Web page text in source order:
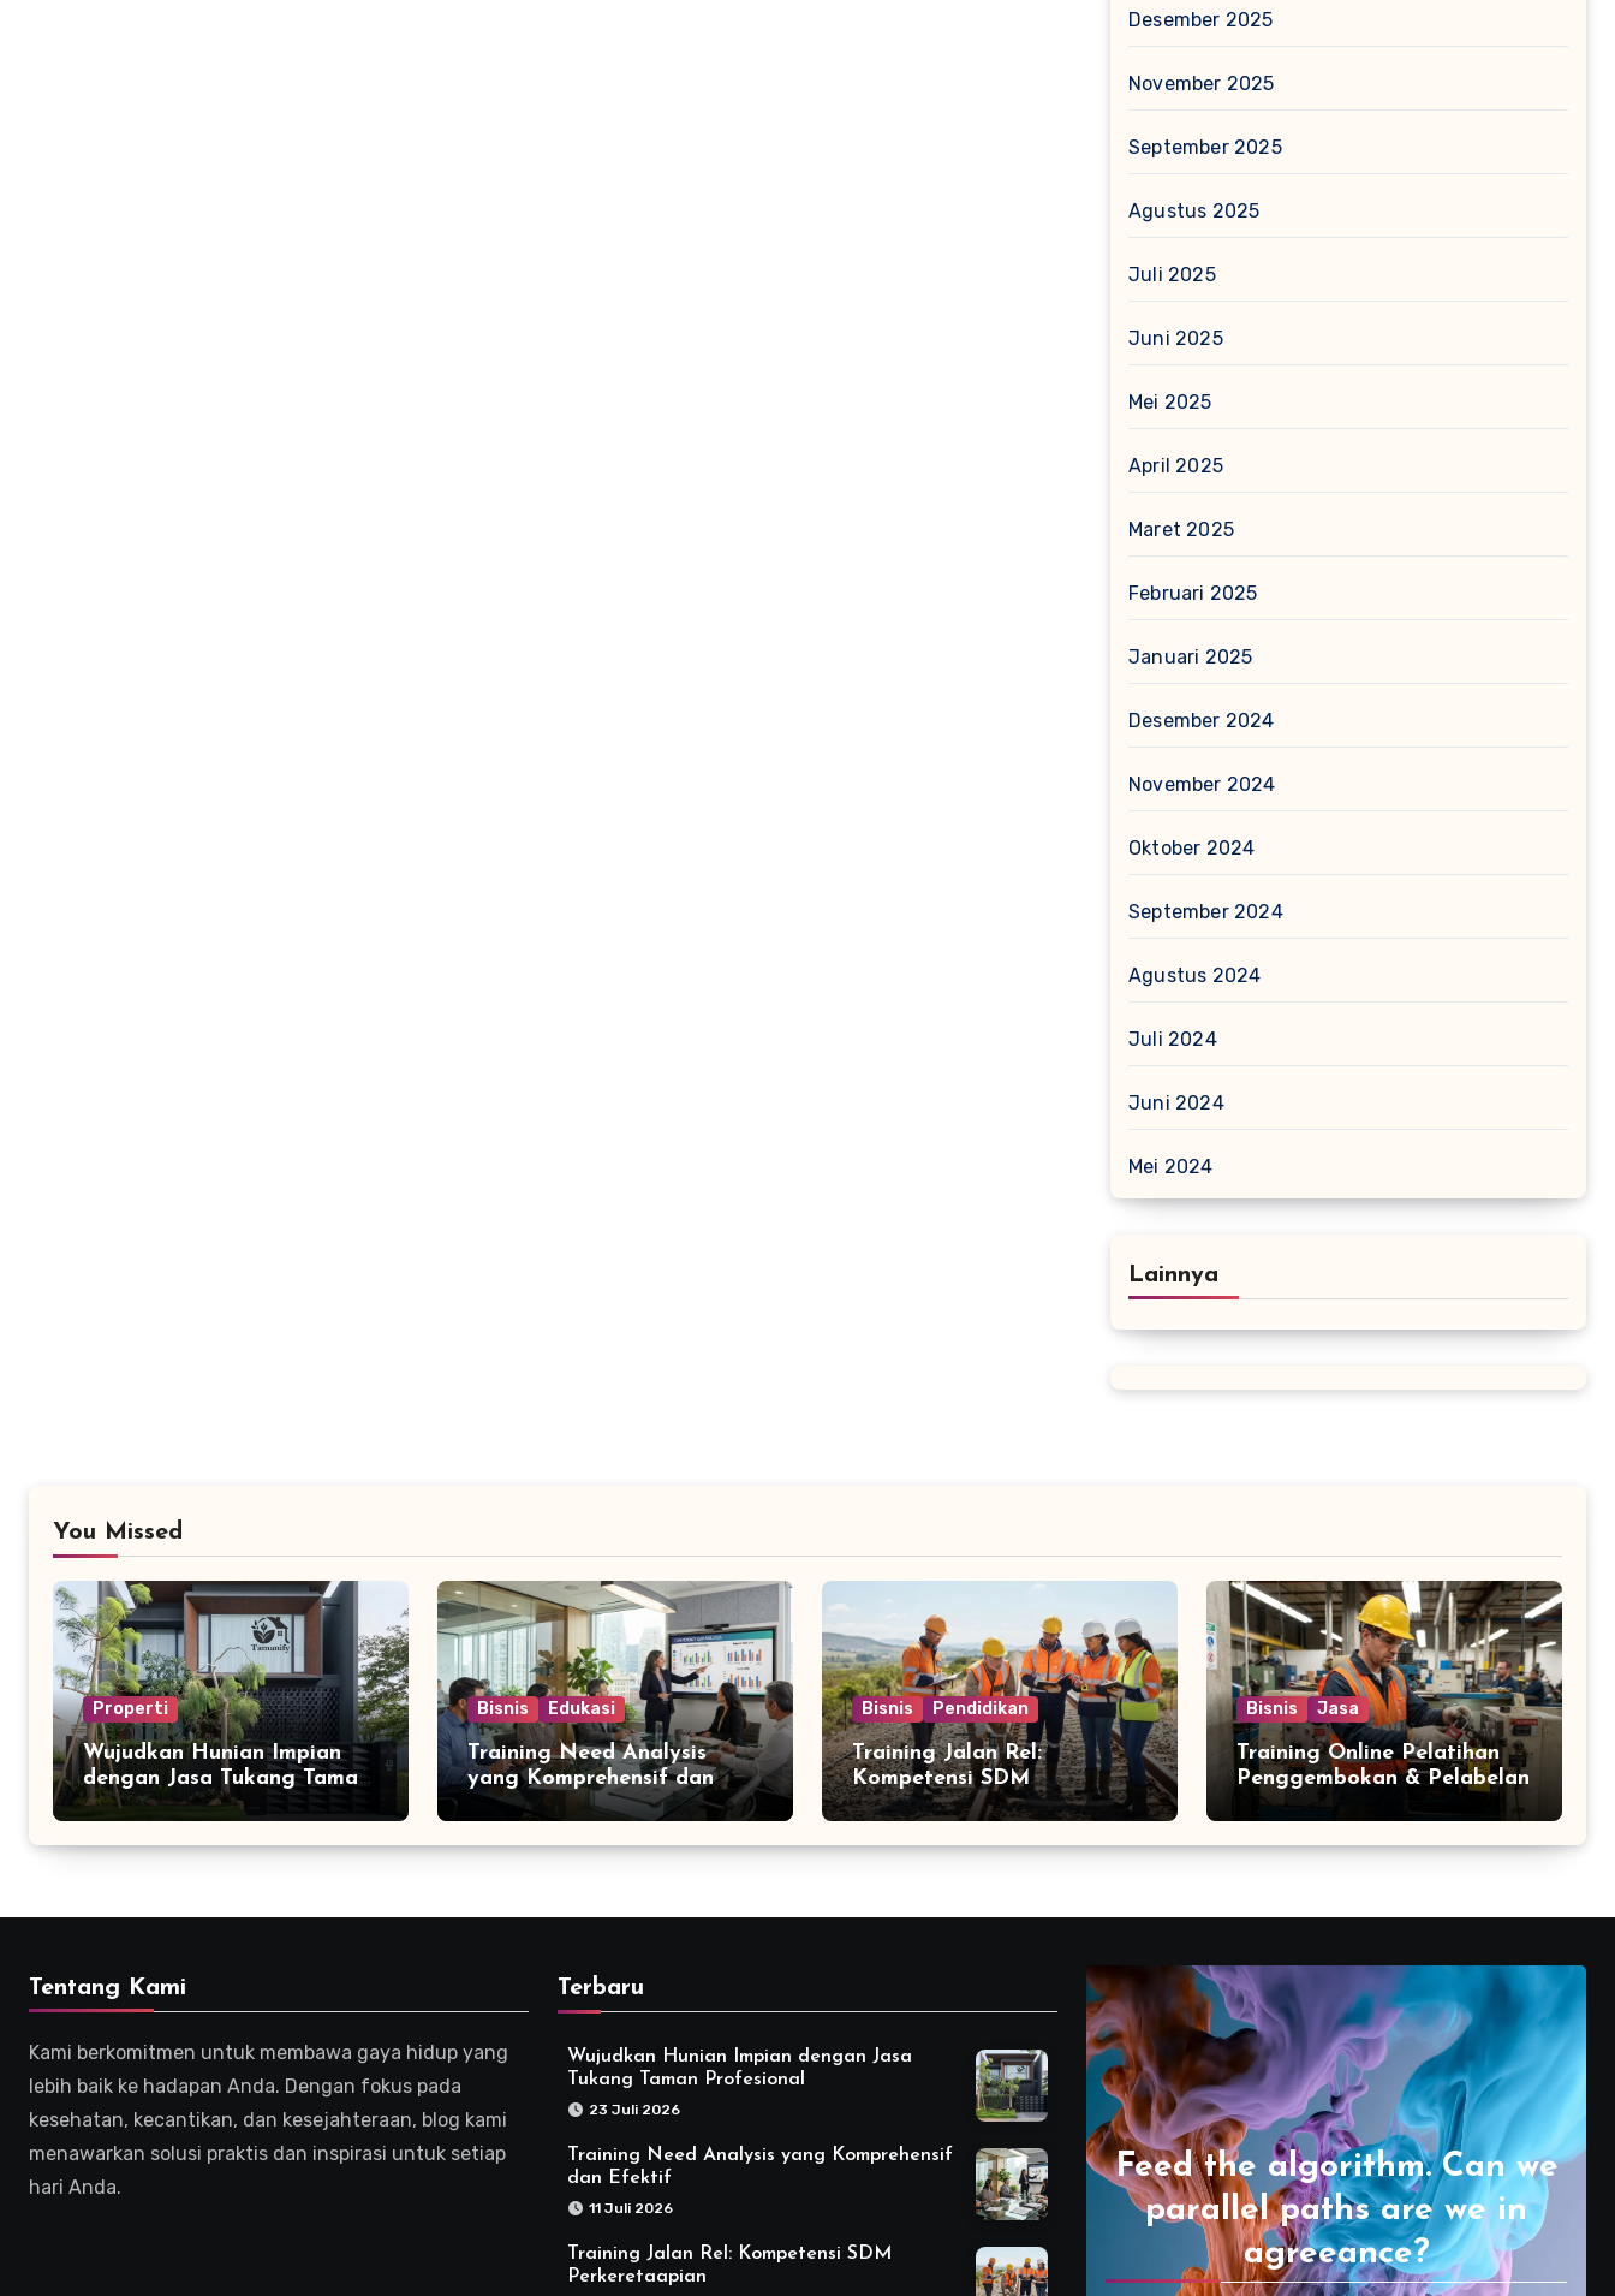
Desember 2025
November 2025
September 2025
Agustus 2025
Juli 2025
Juni 2025
Mei 2025
April 2025
Maret 2025
Februari 2025
Januari 2025
Desember 2024
November 2024
Oktober 2024
September 2024
Agustus 2024
Juli 2024
Juni 2024
Mei 2024
Lainnya
You Missed
Properti
Wujudkan Hunian Impian
dengan Jasa Tukang Taman
Profesional
Bisnis Edukasi
Training Need Analysis
yang Komprehensif dan
Efektif
Bisnis Pendidikan
Training Jalan Rel:
Kompetensi SDM
Perkeretaapian
Bisnis Jasa
Training Online Pelatihan
Penggembokan & Pelabelan
Tentang Kami
Kami berkomitmen untuk membawa gaya hidup yang
lebih baik ke hadapan Anda. Dengan fokus pada
kesehatan, kecantikan, dan kesejahteraan, blog kami
menawarkan solusi praktis dan inspirasi untuk setiap
hari Anda.
Terbaru
Wujudkan Hunian Impian dengan Jasa
Tukang Taman Profesional
23 Juli 2026
Training Need Analysis yang Komprehensif
dan Efektif
11 Juli 2026
Training Jalan Rel: Kompetensi SDM
Perkeretaapian
Feed the algorithm. Can we
parallel paths are we in
agreeance?